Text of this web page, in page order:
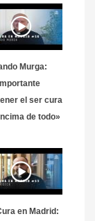
Murga:
el ser cura
de todo»
en Madrid: